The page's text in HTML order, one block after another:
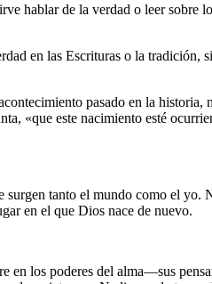
hablar de la verdad o leer sobre
en las Escrituras o la tradición,
pasado en la historia,
«que este nacimiento esté
tanto el mundo como el yo.
en el que Dios nace de nuevo.
en los poderes del alma―sus